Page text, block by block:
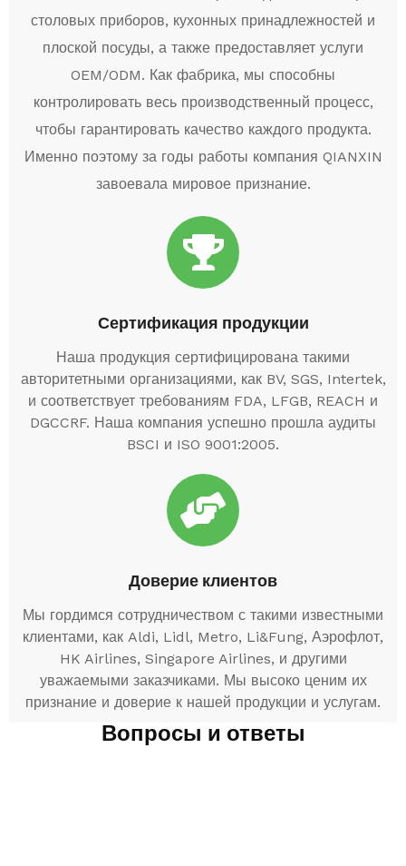
столовых приборов, кухонных принадлежностей и
плоской посуды, а также предоставляет услуги
OEM/ODM. Как фабрика, мы способны
контролировать весь производственный процесс,
чтобы гарантировать качество каждого продукта.
Именно поэтому за годы работы компания QIANXIN
завоевала мировое признание.
Сертификация продукции
Наша продукция сертифицирована такими
авторитетными организациями, как BV, SGS, Intertek,
и соответствует требованиям FDA, LFGB, REACH и
DGCCRF. Наша компания успешно прошла аудиты
BSCI и ISO 9001:2005.
Доверие клиентов
Мы гордимся сотрудничеством с такими известными
клиентами, как Aldi, Lidl, Metro, Li&Fung, Аэрофлот,
HK Airlines, Singapore Airlines, и другими
уважаемыми заказчиками. Мы высоко ценим их
признание и доверие к нашей продукции и услугам.
Вопросы и ответы